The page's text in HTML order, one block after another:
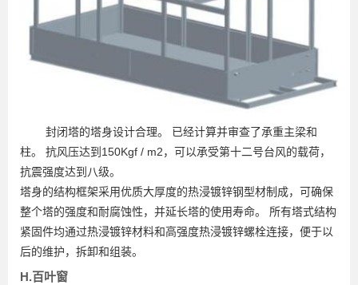
封闭塔的塔身设计合理。 已经计算并审查了承重主梁和
柱。 抗风压达到150Kgf / m2，可以承受第十二号台风的载荷，
抗震强度达到八级。
塔身的结构框架采用优质大厚度的热浸镀锌钢型材制成，可确保
整个塔的强度和耐腐蚀性，并延长塔的使用寿命。 所有塔式结构
紧固件均通过热浸镀锌材料和高强度热浸镀锌螺栓连接，便于以
后的维护，拆卸和组装。
H.百叶窗